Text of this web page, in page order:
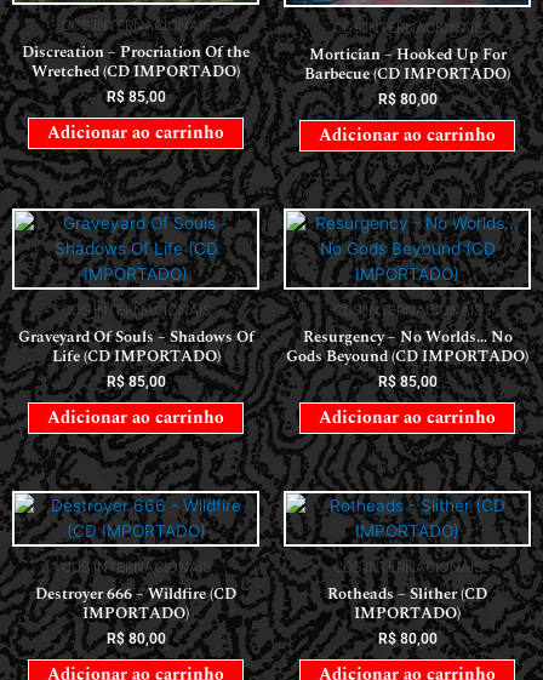
CDS INTERNACIONAIS
Discreation – Procriation Of the
Wretched (CD IMPORTADO)
R$85,00
Adicionar ao carrinho
CDS INTERNACIONAIS
Mortician – Hooked Up For
Barbecue (CD IMPORTADO)
R$80,00
Adicionar ao carrinho
CDS INTERNACIONAIS
Graveyard Of Souls – Shadows Of
Life (CD IMPORTADO)
R$85,00
Adicionar ao carrinho
CDS INTERNACIONAIS
Resurgency – No Worlds… No
Gods Beyound (CD IMPORTADO)
R$85,00
Adicionar ao carrinho
CDS INTERNACIONAIS
Destroyer 666 – Wildfire (CD
IMPORTADO)
R$80,00
Adicionar ao carrinho
CDS INTERNACIONAIS
Rotheads – Slither (CD
IMPORTADO)
R$80,00
Adicionar ao carrinho